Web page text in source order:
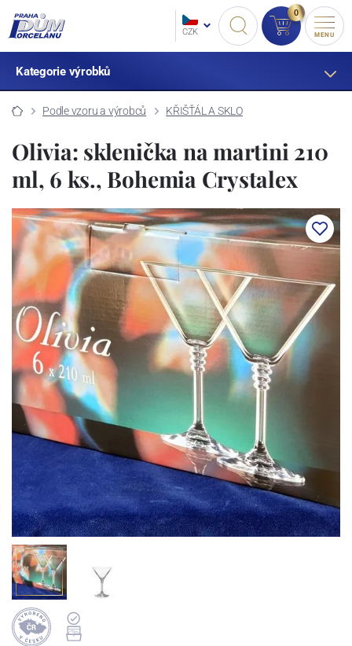
CZK
0
MENU
Kategorie výrobků
Podle vzoru a výrobců KŘIŠŤÁL A SKLO
Olivia: sklenička na martini 210
ml, 6 ks., Bohemia Crystalex